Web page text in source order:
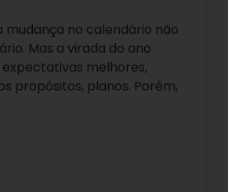
mudança no calendário não
Mas a virada do ano
melhores,
propósitos, planos. Porém,